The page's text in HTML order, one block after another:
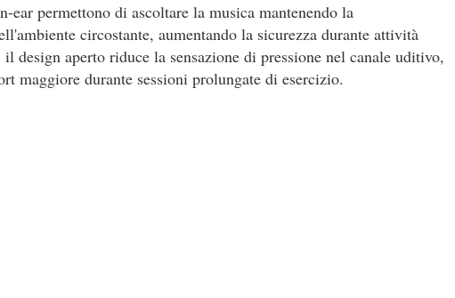
ear permettono di ascoltare la musica mantenendo la
circostante, aumentando la sicurezza durante attività
design aperto riduce la sensazione di pressione nel canale uditivo,
maggiore durante sessioni prolungate di esercizio.